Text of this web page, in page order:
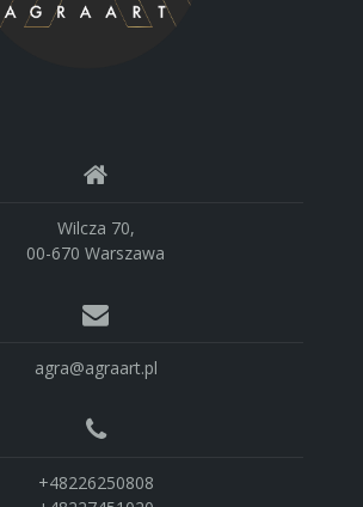
Wilcza 70,
00-670 Warszawa
agra@agraart.pl
+48226250808